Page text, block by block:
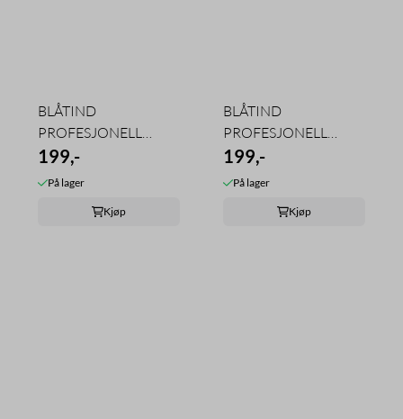
BLÅTIND
PROFESJONELL
HUSVASK
SKUMMENDE 4L
199,-
På lager
Kjøp
BLÅTIND
PROFESJONELL
KRAFTVASK
SKUMMENDE 4L
199,-
På lager
Kjøp